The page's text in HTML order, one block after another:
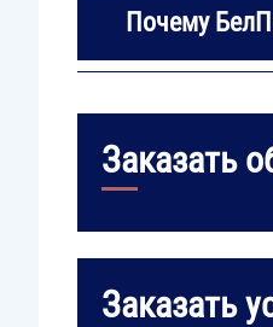
Почему
Заказать
Заказать